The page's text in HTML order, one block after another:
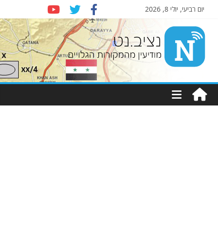
יום רביעי, יולי 8, 2026
Nziv.net
מודיעין
מהמקורות